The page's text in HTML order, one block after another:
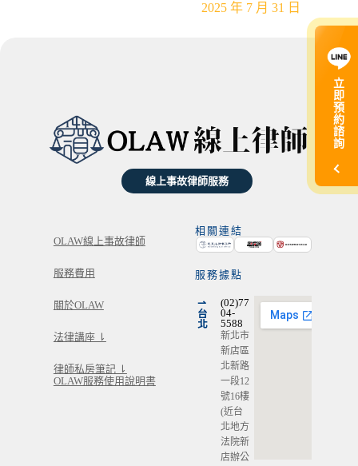
立
即
預
約
諮
詢
2025 年 7 月 31 日
線上事故律師服務
OLAW線上事故律師
服務費用
關於OLAW
法律講座 ⇂
律師私房筆記 ⇂
OLAW服務使用說明書
相關連結
服務據點
⇀
台
北
(02)77
04-
5588
新北市
新店區
北新路
一段12
號16樓
(近台
北地方
法院新
店辦公